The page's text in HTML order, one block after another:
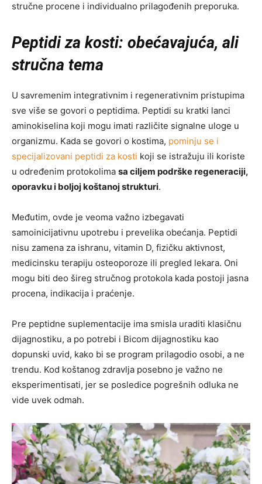
stručne procene i individualno prilagođenih preporuka.
Peptidi za kosti: obećavajuća, ali
stručna tema
U savremenim integrativnim i regenerativnim pristupima
sve više se govori o peptidima. Peptidi su kratki lanci
aminokiselina koji mogu imati različite signalne uloge u
organizmu. Kada se govori o kostima, pominju se i
specijalizovani peptidi za kosti koji se istražuju ili koriste
u određenim protokolima sa ciljem podrške regeneraciji,
oporavku i boljoj koštanoj strukturi.
Međutim, ovde je veoma važno izbegavati
samoinicijativnu upotrebu i prevelika obećanja. Peptidi
nisu zamena za ishranu, vitamin D, fizičku aktivnost,
medicinsku terapiju osteoporoze ili pregled lekara. Oni
mogu biti deo šireg stručnog protokola kada postoji jasna
procena, indikacija i praćenje.
Pre peptidne suplementacije ima smisla uraditi klasičnu
dijagnostiku, a po potrebi i Bicom dijagnostiku kao
dopunski uvid, kako bi se program prilagodio osobi, a ne
trendu. Kod koštanog zdravlja posebno je važno ne
eksperimentisati, jer se posledice pogrešnih odluka ne
vide uvek odmah.